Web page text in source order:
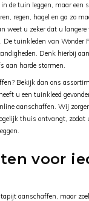
de tuin leggen, maar een
regen, hagel en ga zo
weet u zeker dat u
De tuinkleden van
Denk hierbij
aan harde stormen.
Bekijk dan ons
u een tuinkleed
aanschaffen. Wij
thuis ontvangt, zodat
voor
aanschaffen, maar